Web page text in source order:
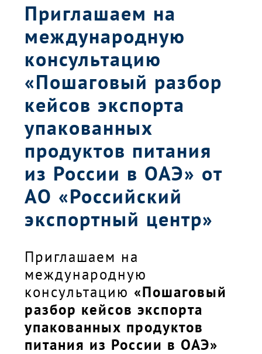
Приглашаем на
международную
консультацию
«Пошаговый разбор
кейсов экспорта
упакованных
продуктов питания
из России в ОАЭ» от
АО «Российский
экспортный центр»
Приглашаем на
международную
консультацию «Пошаговый
разбор кейсов экспорта
упакованных продуктов
питания из России в ОАЭ»